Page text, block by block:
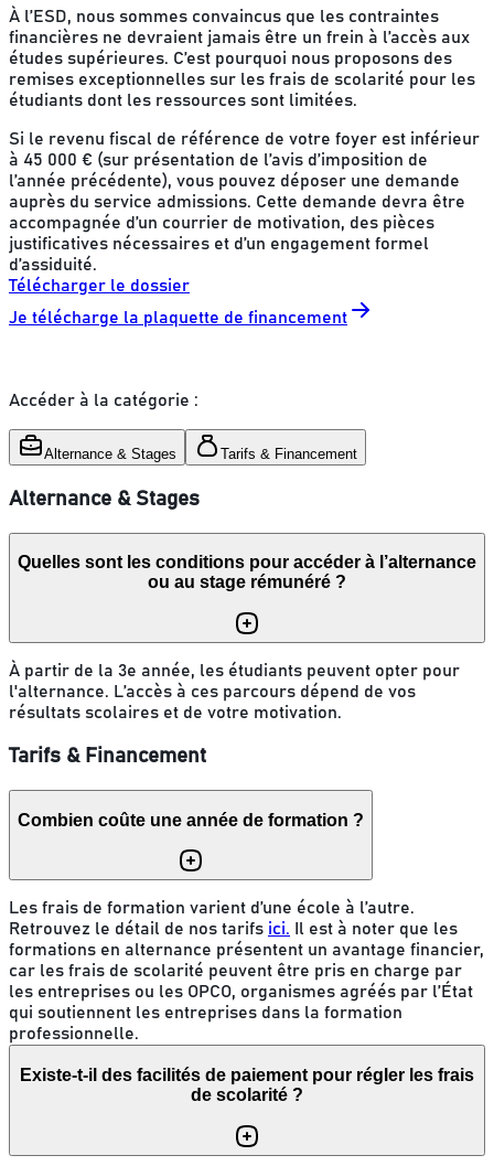
À l’ESD, nous sommes convaincus que les contraintes
financières ne devraient jamais être un frein à l’accès aux
études supérieures. C’est pourquoi nous proposons des
remises exceptionnelles sur les frais de scolarité pour les
étudiants dont les ressources sont limitées.
Si le revenu fiscal de référence de votre foyer est inférieur
à 45 000 € (sur présentation de l’avis d’imposition de
l’année précédente), vous pouvez déposer une demande
auprès du service admissions. Cette demande devra être
accompagnée d’un courrier de motivation, des pièces
justificatives nécessaires et d’un engagement formel
d’assiduité.
Télécharger le dossier
Je télécharge la plaquette de financement
Accéder à la catégorie :
Alternance & Stages Tarifs & Financement
Alternance & Stages
Quelles sont les conditions pour accéder à l’alternance
ou au stage rémunéré ?
À partir de la 3e année, les étudiants peuvent opter pour
l'alternance. L’accès à ces parcours dépend de vos
résultats scolaires et de votre motivation.
Tarifs & Financement
Combien coûte une année de formation ?
Les frais de formation varient d’une école à l’autre.
Retrouvez le détail de nos tarifs ici.
Il est à noter que les
formations en alternance présentent un avantage financier,
car les frais de scolarité peuvent être pris en charge par
les entreprises ou les OPCO, organismes agréés par l’État
qui soutiennent les entreprises dans la formation
professionnelle.
Existe-t-il des facilités de paiement pour régler les frais
de scolarité ?